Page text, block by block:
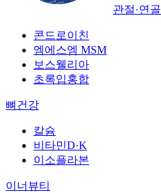
관절·연골
콘드로이친
엠에스엠 MSM
보스웰리아
초록입홍합
뼈건강
칼슘
비타민D·K
이소플라본
이너뷰티